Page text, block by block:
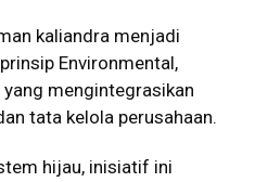
kaliandra menjadi
Environmental,
yang mengintegrasikan
tata kelola perusahaan.
hijau, inisiatif ini